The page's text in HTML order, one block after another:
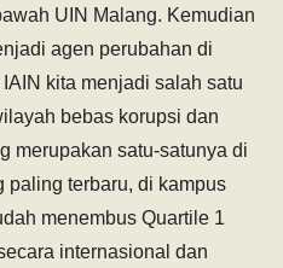
UIN Malang. Kemudian
agen perubahan di
kita menjadi salah satu
bebas korupsi dan
merupakan satu-satunya di
paling terbaru, di kampus
menembus Quartile 1
internasional dan